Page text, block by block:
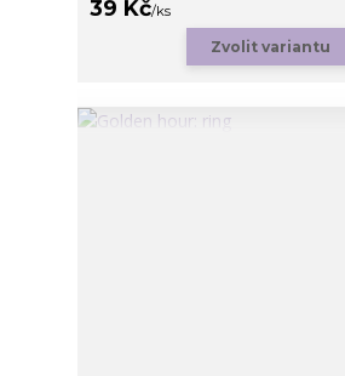
39 Kč/ks
Zvolit variantu